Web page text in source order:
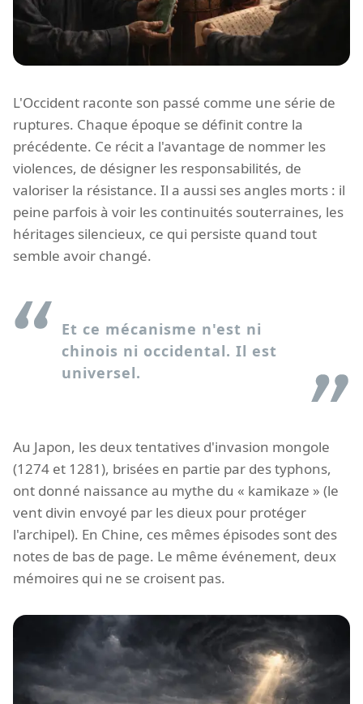
L'Occident raconte son passé comme une série de
ruptures. Chaque époque se définit contre la
précédente. Ce récit a l'avantage de nommer les
violences, de désigner les responsabilités, de
valoriser la résistance. Il a aussi ses angles morts : il
peine parfois à voir les continuités souterraines, les
héritages silencieux, ce qui persiste quand tout
semble avoir changé.
Et ce mécanisme n'est ni
chinois ni occidental. Il est
universel.
Au Japon, les deux tentatives d'invasion mongole
(1274 et 1281), brisées en partie par des typhons,
ont donné naissance au mythe du « kamikaze » (le
vent divin envoyé par les dieux pour protéger
l'archipel). En Chine, ces mêmes épisodes sont des
notes de bas de page. Le même événement, deux
mémoires qui ne se croisent pas.